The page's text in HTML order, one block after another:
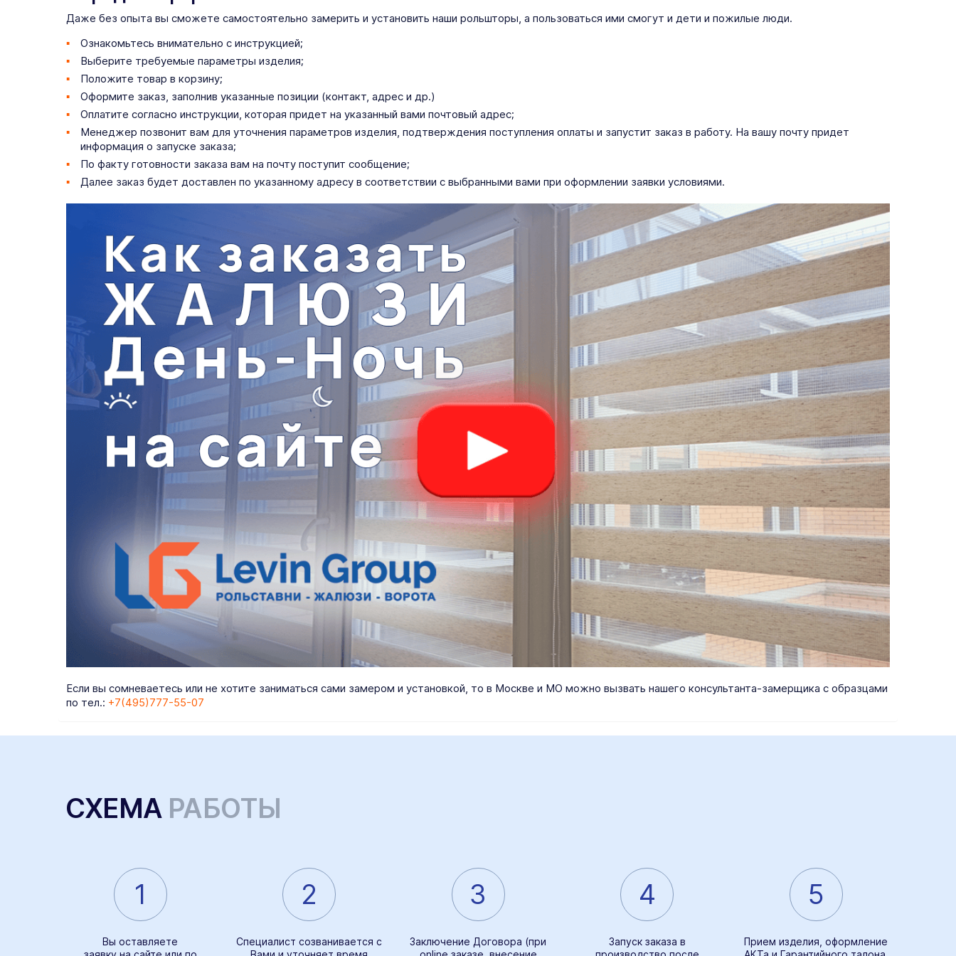
Даже без опыта вы сможете самостоятельно замерить и установить наши рольшторы, а пользоваться ими смогут и дети и пожилые люди.
Ознакомьтесь внимательно с инструкцией;
Выберите требуемые параметры изделия;
Положите товар в корзину;
Оформите заказ, заполнив указанные позиции (контакт, адрес и др.)
Оплатите согласно инструкции, которая придет на указанный вами почтовый адрес;
Менеджер позвонит вам для уточнения параметров изделия, подтверждения поступления оплаты и запустит заказ в работу. На вашу почту придет
информация о запуске заказа;
По факту готовности заказа вам на почту поступит сообщение;
Далее заказ будет доставлен по указанному адресу в соответствии с выбранными вами при оформлении заявки условиями.
Если вы сомневаетесь или не хотите заниматься сами замером и установкой, то в Москве и МО можно вызвать нашего консультанта-замерщика с образцами
по тел.: +7(495)777-55-07
СХЕМА РАБОТЫ
1
Вы оставляете
2
Специалист созванивается с
3
Заключение Договора (при
4
Запуск заказа в
5
Прием изделия, оформление